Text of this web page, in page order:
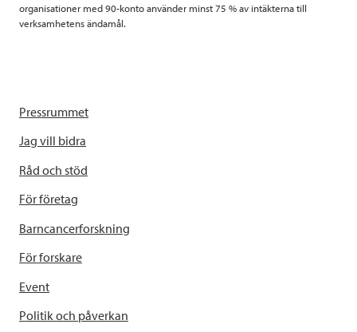
organisationer med 90-konto använder minst 75 % av intäkterna till
verksamhetens ändamål.
Pressrummet
Jag vill bidra
Råd och stöd
För företag
Barncancerforskning
För forskare
Event
Politik och påverkan